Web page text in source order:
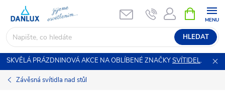
obsah
HLEDAT
NÁKUPNÍ
KOŠÍK
SKVĚLÁ PRÁZDNINOVÁ AKCE NA OBLÍBENÉ ZNAČKYSVÍTIDEL.
Závěsná svítidla nad stůl